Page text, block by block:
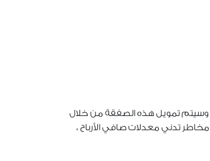
وسيتم تمويل هذه الصفقة من خلال
مخاطر تدني معدلات صافي الأرباح ،